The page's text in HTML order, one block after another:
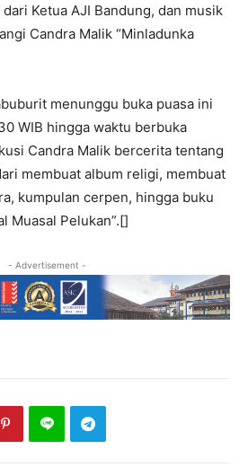
Ketua AJI Bandung, dan musik
Candra Malik “Minladunka
menunggu buka puasa ini
WIB hingga waktu berbuka
Candra Malik bercerita tentang
membuat album religi, membuat
kumpulan cerpen, hingga buku
Muasal Pelukan”.[]
- Advertisement -